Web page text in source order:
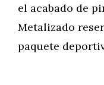
el acabado de
Metalizado
paquete